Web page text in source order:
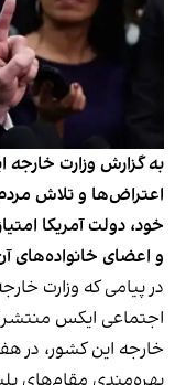
به گزارش وزارت خارجه
اعتراض‌ها و تلاش
خود، دولت آمریکا
و اعضای خانواده‌های
اجتماعی ایکس منتشر
خارجه این کشور، در